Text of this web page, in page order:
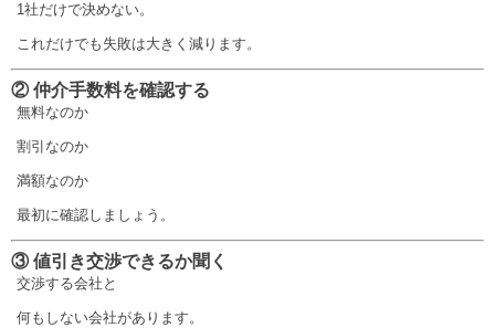
1社だけで決めない。
これだけでも失敗は大きく減ります。
② 仲介手数料を確認する
無料なのか
割引なのか
満額なのか
最初に確認しましょう。
③ 値引き交渉できるか聞く
交渉する会社と
何もしない会社があります。